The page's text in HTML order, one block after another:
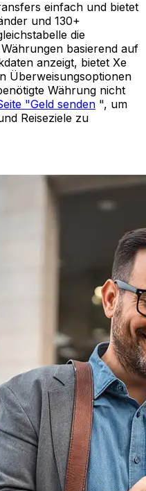
einfach und bietet
und 130+
die
basierend auf
anzeigt, bietet Xe
Überweisungsoptionen
Währung nicht
"Geld senden ", um
Reiseziele zu